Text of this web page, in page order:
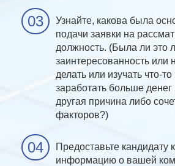
Узнайте, какова была
подачи заявки на
должность. (Была ли это
заинтересованность или
делать или изучать что-
заработать больше денег
другая причина либо
факторов?)
Предоставьте кандидату
информацию о вашей